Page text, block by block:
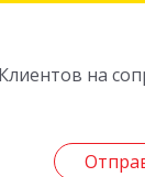
Клиентов на